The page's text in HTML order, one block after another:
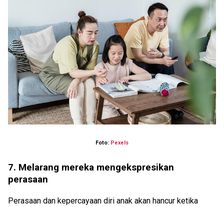
Foto: Pexels
7. Melarang mereka mengekspresikan
perasaan
Perasaan dan kepercayaan diri anak akan hancur ketika